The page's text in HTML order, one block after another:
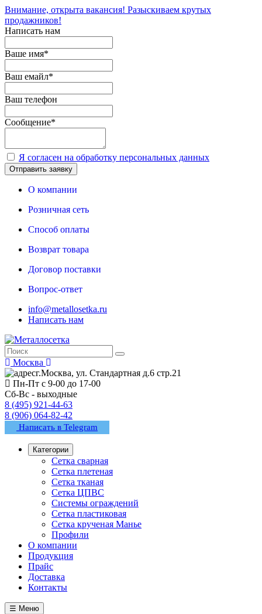
Внимание, открыта вакансия! Разыскиваем крутых
продажников!
Написать нам
Ваше имя*
Ваш емайл*
Ваш телефон
Сообщение*
Я согласен на обработку персональных данных
Отправить заявку
О компании
Розничная сеть
Способ оплаты
Возврат товара
Договор поставки
Вопрос-ответ
info@metallosetka.ru
Написать нам
Москва
г.Москва, ул. Стандартная д.6 стр.21
Пн-Пт с 9-00 до 17-00
Сб-Вс - выходные
8 (495) 921-44-63
8 (906) 064-82-42
Написать в Telegram
Категории
Сетка сварная
Сетка плетеная
Сетка тканая
Сетка ЦПВС
Системы ограждений
Сетка пластиковая
Сетка крученая Манье
Профили
О компании
Продукция
Прайс
Доставка
Контакты
☰ Меню